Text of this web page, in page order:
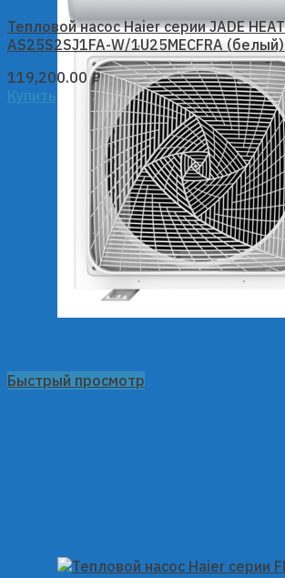
Быстрый просмотр
Тепловой насос Haier серии JADE
AS25S2SJ1FA-W/1U25MECFRA (белый)
119,200.00₽
Купить